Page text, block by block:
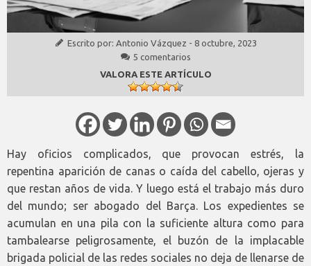
Escrito por: Antonio Vázquez - 8 octubre, 2023
5 comentarios
VALORA ESTE ARTÍCULO
Hay oficios complicados, que provocan estrés, la
repentina aparición de canas o caída del cabello, ojeras y
que restan años de vida. Y luego está el trabajo más duro
del mundo; ser abogado del Barça. Los expedientes se
acumulan en una pila con la suficiente altura como para
tambalearse peligrosamente, el buzón de la implacable
brigada policial de las redes sociales no deja de llenarse de